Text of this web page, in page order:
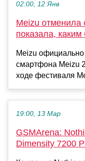
02:00, 12 Янв
Meizu отменила
показала,
Meizu официально
смартфона Meizu
ходе фестиваля
19:00, 13 Мар
GSMArena:
Dimensity 7200